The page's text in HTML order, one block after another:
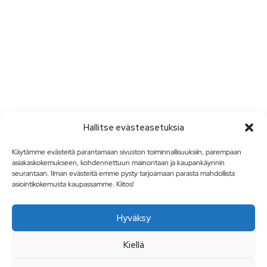
Hallitse evästeasetuksia
Käytämme evästeitä parantamaan sivuston toiminnallisuuksiin, parempaan
asiakaskokemukseen, kohdennettuun mainontaan ja kaupankäynnin
seurantaan. Ilman evästeitä emme pysty tarjoamaan parasta mahdollista
asiointikokemusta kaupassamme. Kiitos!
Hyväksy
Kiellä